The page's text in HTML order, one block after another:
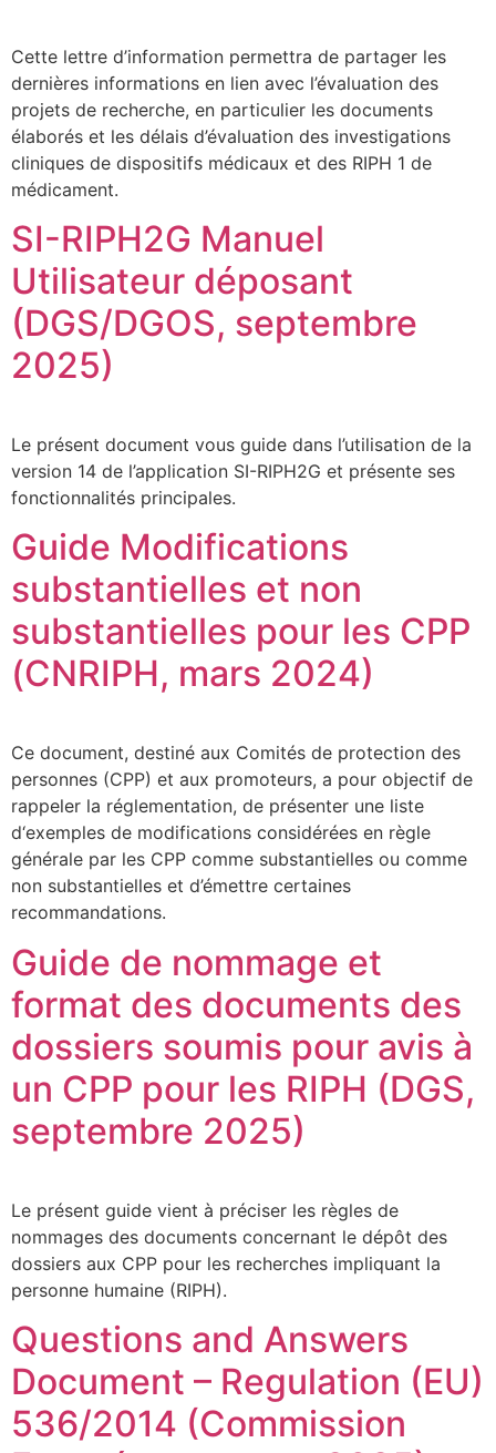
Cette lettre d’information permettra de partager les
dernières informations en lien avec l’évaluation des
projets de recherche, en particulier les documents
élaborés et les délais d’évaluation des investigations
cliniques de dispositifs médicaux et des RIPH 1 de
médicament.
SI-RIPH2G Manuel
Utilisateur déposant
(DGS/DGOS, septembre
2025)
Le présent document vous guide dans l’utilisation de la
version 14 de l’application SI-RIPH2G et présente ses
fonctionnalités principales.
Guide Modifications
substantielles et non
substantielles pour les CPP
(CNRIPH, mars 2024)
Ce document, destiné aux Comités de protection des
personnes (CPP) et aux promoteurs, a pour objectif de
rappeler la réglementation, de présenter une liste
d‘exemples de modifications considérées en règle
générale par les CPP comme substantielles ou comme
non substantielles et d’émettre certaines
recommandations.
Guide de nommage et
format des documents des
dossiers soumis pour avis à
un CPP pour les RIPH (DGS,
septembre 2025)
Le présent guide vient à préciser les règles de
nommages des documents concernant le dépôt des
dossiers aux CPP pour les recherches impliquant la
personne humaine (RIPH).
Questions and Answers
Document – Regulation (EU)
536/2014 (Commission